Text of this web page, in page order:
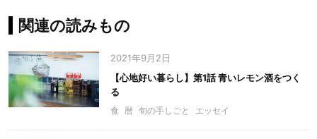
関連の読みもの
2021年9月2日
【心地好い暮らし】第1話 青いレモン酒をつく
る
食 暦 旬の手しごと エッセイ